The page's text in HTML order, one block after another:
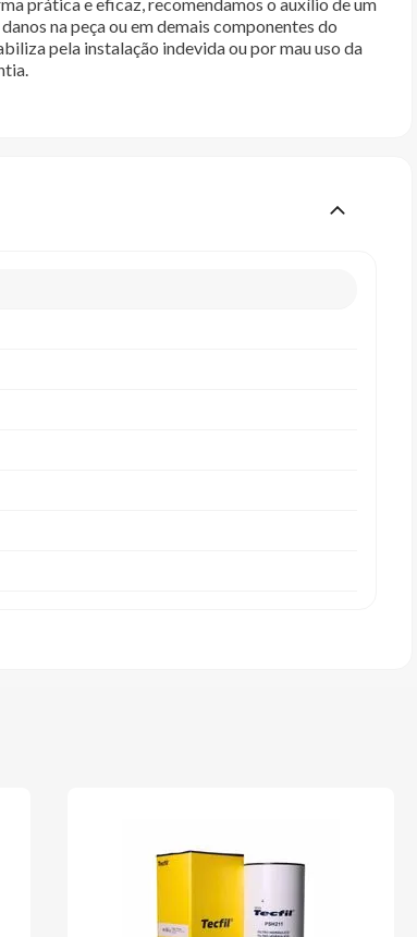
na peça ou em demais componentes do
pela instalação indevida ou por mau uso da